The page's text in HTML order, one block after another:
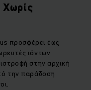
Χωρίς
προσφέρει έως
ιόντων
στην αρχική
την παράδοση